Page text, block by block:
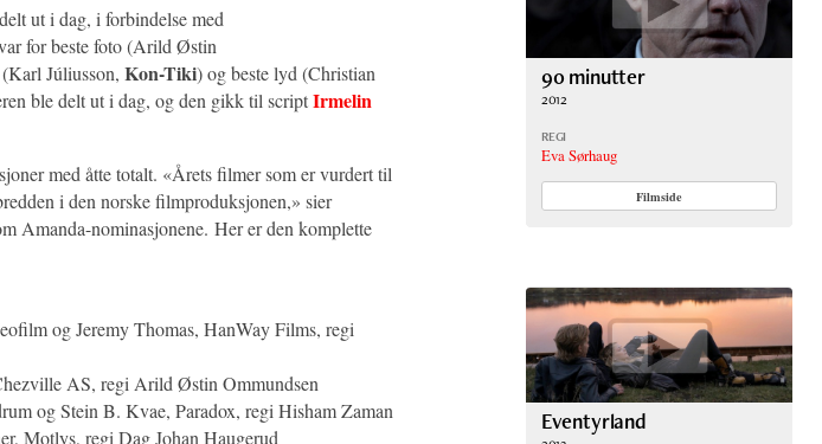
ut i dag, i forbindelse med
for beste foto (Arild Østin
Júliusson, Kon-Tiki) og beste lyd (Christian
ble delt ut i dag, og den gikk til scriptIrmelin
med åtte totalt. «Årets filmer som er vurdert til
i den norske filmproduksjonen,» sier
Amanda-nominasjonene. Her er den komplette
og Jeremy Thomas, HanWay Films, regi
AS, regi Arild Østin Ommundsen
og Stein B. Kvae, Paradox, regi Hisham Zaman
Motlys, regi Dag Johan Haugerud
90 minutter
2012
REGI
Eva Sørhaug
Filmside
Eventyrland